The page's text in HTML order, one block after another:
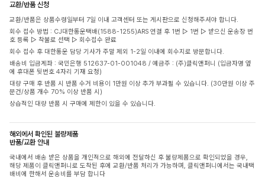
교환/반품 신청
교환/반품은 상품수령일부터 7일 이내 고객센터 또는 게시판으로 신청해주셔야 합니다.
회수 접수 방법 : CJ대한통운택배(1588-1255)ARS 연결 후 1번 ▷ 1번 ▷ 받으신 운송장 번
호 등록 ▷ 착불로 선택 ▷ 회수접수 완료
회수 접수 후 대한통운 담당 기사가 주말 제외 1-2일 이내에 회수지로 방문합니다.
배송비 입금계좌 : 국민은행 512637-01-001048 / 예금주 : (주)클릭앤퍼니 (입금자명 옆
에 휴대폰 뒷번호 4자리 기재 요청)
대량 구매 후 반품 시 반품 수거 비용이 1만원 이상 추가 부과될 수 있습니다. (30만원 이상 주
문건/상품 개수 70% 이상 반품 시)
상습적인 대량 반품 시 구매에 제한이 있을 수 있습니다.
해외에서 확인된 불량제품
반품/교환 안내
국내에서 배송 받은 상품을 개인적으로 해외에 전달하신 후 불량제품으로 확인되었을 경우,
해당 제품이 클릭앤퍼니로 도착된 후에 교환/반품 처리가 가능하며, 클릭앤퍼니에서는 국내택
배비에 한해서 운송비를 부담 합니다